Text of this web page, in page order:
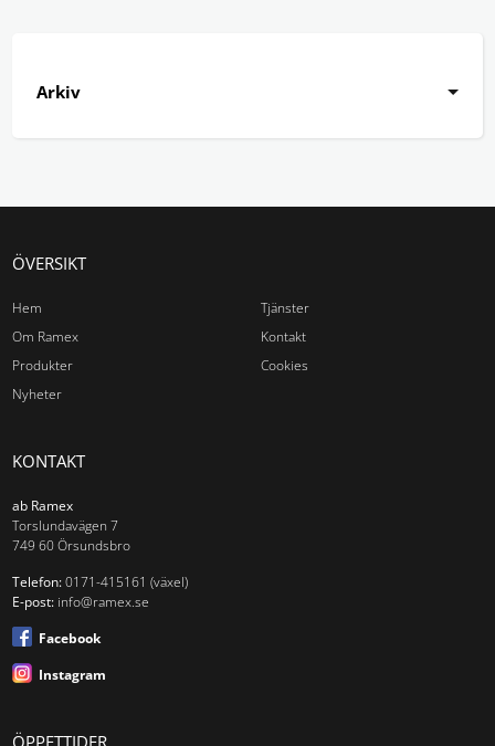
Arkiv
ÖVERSIKT
Hem
Om Ramex
Produkter
Nyheter
Tjänster
Kontakt
Cookies
KONTAKT
ab Ramex
Torslundavägen 7
749 60 Örsundsbro
Telefon: 0171-415161 (växel)
E-post: info@ramex.se
Facebook
Instagram
ÖPPETTIDER